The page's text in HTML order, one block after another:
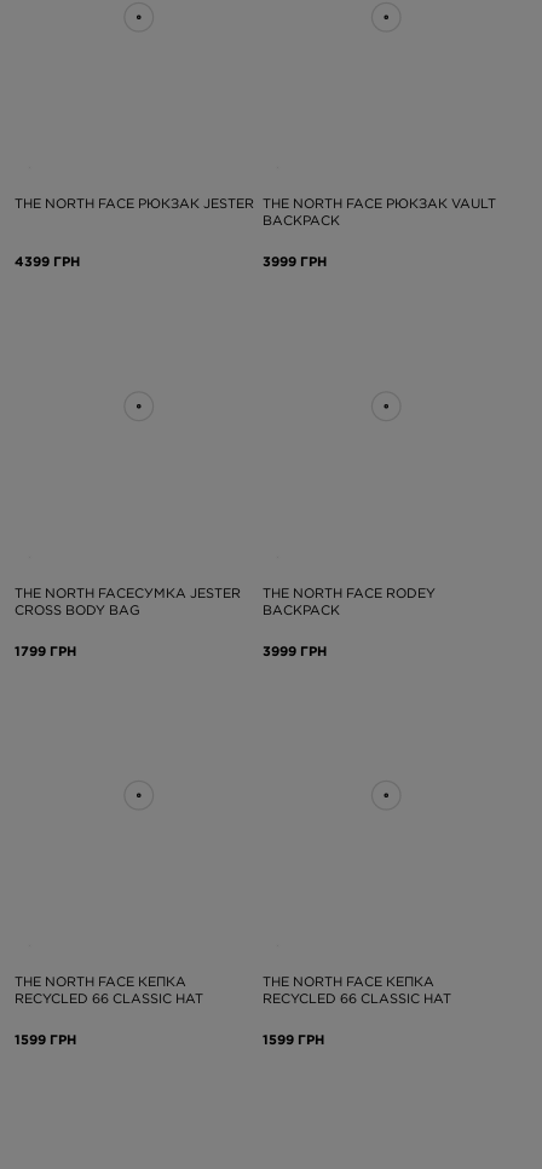
THE NORTH FACE РЮКЗАК JESTER
4399 ГРН
THE NORTH FACE РЮКЗАК VAULT
BACKPACK
3999 ГРН
THE NORTH FACEСУМКА JESTER
CROSS BODY BAG
1799 ГРН
THE NORTH FACE RODEY
BACKPACK
3999 ГРН
THE NORTH FACE КЕПКА
RECYCLED 66 CLASSIC HAT
1599 ГРН
THE NORTH FACE КЕПКА
RECYCLED 66 CLASSIC HAT
1599 ГРН